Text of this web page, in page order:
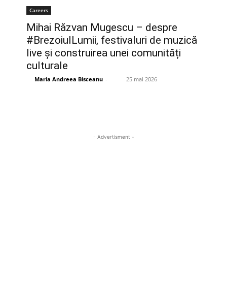
Careers
Mihai Răzvan Mugescu – despre
#BrezoiulLumii, festivaluri de muzică
live și construirea unei comunități
culturale
Maria Andreea Bisceanu - 25 mai 2026
- Advertisment -